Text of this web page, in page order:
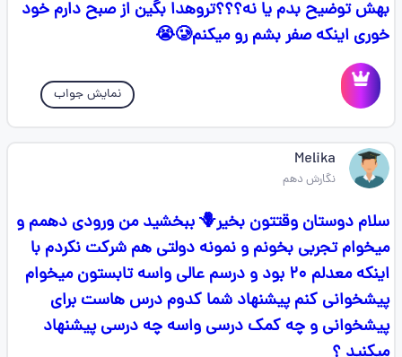
بهش توضیح بدم یا نه؟؟؟تروهدا بگین از صبح دارم خود
خوری اینکه صفر بشم رو میکنم🥲😭
نمایش جواب
Melika
نگارش دهم
سلام دوستان وقتتون بخیر🪻 ببخشید من ورودی دهمم و
میخوام تجربی بخونم و نمونه دولتی هم شرکت نکردم با
اینکه معدلم ۲۰ بود و درسم عالی واسه تابستون میخوام
پیشخوانی کنم پیشنهاد شما کدوم درس هاست برای
پیشخوانی و چه کمک درسی واسه چه درسی پیشنهاد